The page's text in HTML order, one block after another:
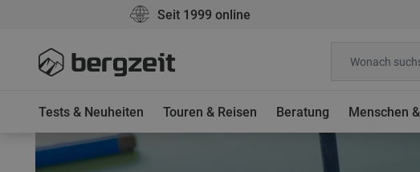
Seit 1999 online
Tests & Neuheiten Touren & Reisen Beratung Menschen